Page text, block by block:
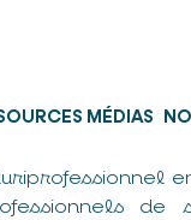
MÉDIAS
de